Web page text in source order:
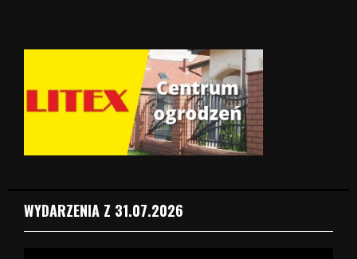
WYDARZENIA Z 31.07.2026